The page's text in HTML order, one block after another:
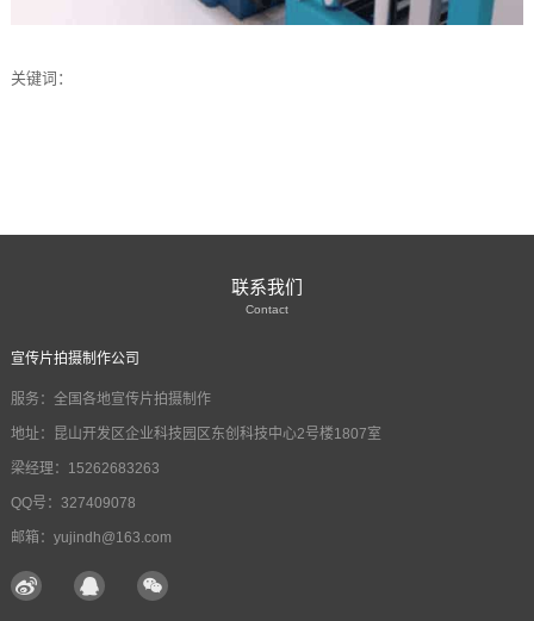
关键词：
联系我们
Contact
宣传片拍摄制作公司
服务：全国各地宣传片拍摄制作
地址：昆山开发区企业科技园区东创科技中心2号楼1807室
梁经理：15262683263
QQ号：327409078
邮箱：yujindh@163.com